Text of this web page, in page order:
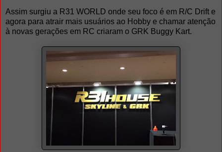
Assim surgiu a R31 WORLD onde seu foco é em R/C Drift e
agora para atrair mais usuários ao Hobby e chamar atenção
à novas gerações em RC criaram o GRK Buggy Kart.